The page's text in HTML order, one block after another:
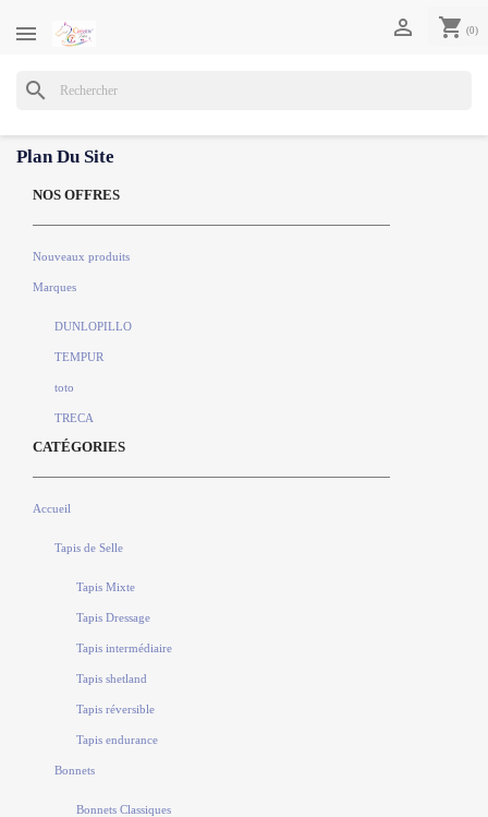
 shopping_cart (0)

search
Plan Du Site
NOS OFFRES
Nouveaux produits
Marques
DUNLOPILLO
TEMPUR
toto
TRECA
CATÉGORIES
Accueil
Tapis de Selle
Tapis Mixte
Tapis Dressage
Tapis intermédiaire
Tapis shetland
Tapis réversible
Tapis endurance
Bonnets
Bonnets Classiques